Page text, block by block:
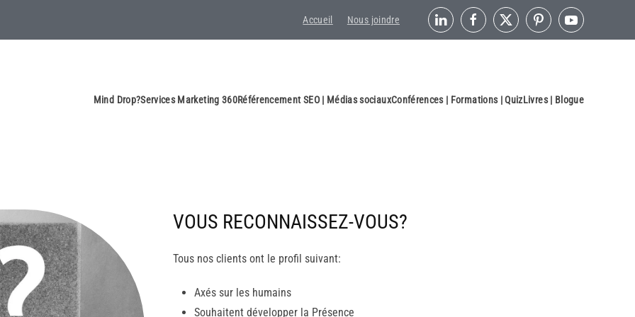
Accueil Nous joindre
Mind Drop?Services Marketing 360Référencement SEO | Médias sociauxConférences | Formations | QuizLivres | Blogue
VOUS RECONNAISSEZ-VOUS?
Tous nos clients ont le profil suivant:
Axés sur les humains
Souhaitent développer la Présence